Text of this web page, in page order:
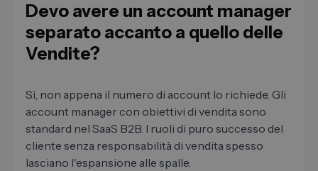
Devo avere un account manager
separato accanto a quello delle
Vendite?
Sì, non appena il numero di account lo richiede. Gli
account manager con obiettivi di vendita sono
standard nel SaaS B2B. I ruoli di puro successo del
cliente senza responsabilità di vendita spesso
lasciano l'espansione alle spalle.